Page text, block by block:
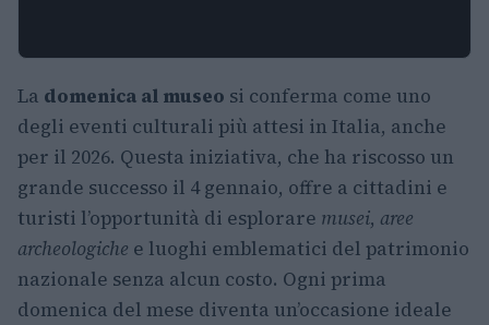
La domenica al museo si conferma come uno
degli eventi culturali più attesi in Italia, anche
per il 2026. Questa iniziativa, che ha riscosso un
grande successo il 4 gennaio, offre a cittadini e
turisti l’opportunità di esplorare musei, aree
archeologiche e luoghi emblematici del patrimonio
nazionale senza alcun costo. Ogni prima
domenica del mese diventa un’occasione ideale